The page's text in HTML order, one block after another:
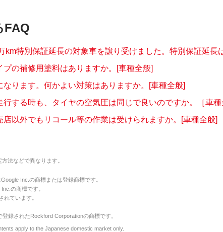
FAQ
km特別保証延長の対象車を譲り受けました。特別保証延長
プの補修用塗料はありますか。[車種全般]
なります。何かよい対策はありますか。[車種全般]
行する時も、タイヤの空気圧は同じで良いのですか。［車
店以外でもリコール等の作業は受けられますか。[車種全般]
法などで異なります。
Inc.の商標または登録商標です。
の商標です。
れています。
録されたRockford Corporationの商標です。
apply to the Japanese domestic market only.